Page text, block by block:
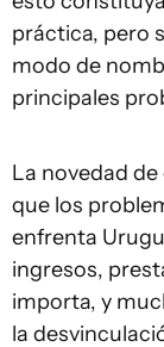
práctica, pero
modo de
principales
La novedad
que los
enfrenta
ingresos,
importa, y
la